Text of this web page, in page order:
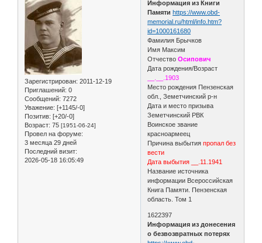
Зарегистрирован: 2011-12-19
Приглашений: 0
Сообщений: 7272
Уважение: [+1145/-0]
Позитив: [+20/-0]
Возраст: 75 [1951-06-24]
Провел на форуме:
3 месяца 29 дней
Последний визит:
2026-05-18 16:05:49
Информация из Книги
Памяти https://www.obd-
memorial.ru/html/info.htm?
id=1000161680
Фамилия Брычков
Имя Максим
ОтчествоОсипович
Дата рождения/Возраст
__.__.1903
Место рождения Пензенская
обл., Земетчинский р-н
Дата и место призыва
Земетчинский РВК
Воинское звание
красноармеец
Причина выбытияпропал без
вести
Дата выбытия __.11.1941
Название источника
информации Всероссийская
Книга Памяти. Пензенская
область. Том 1
1622397
Информация из донесения
о безвозвратных потерях